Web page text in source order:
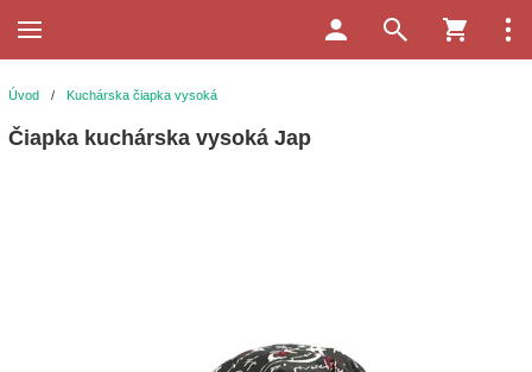
Úvod / Kuchárska čiapka vysoká
Čiapka kuchárska vysoká Jap